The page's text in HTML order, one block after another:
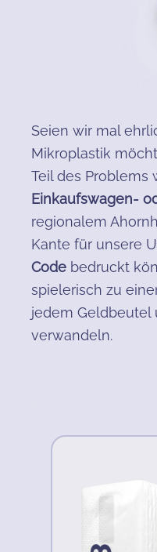
Seien wir mal
Mikroplastik
Teil des Problems
Einkaufswagen-
regionalem
Kante für unsere
Code bedruckt
spielerisch zu
jedem Geldbeutel
verwandeln.
Produktgalerie